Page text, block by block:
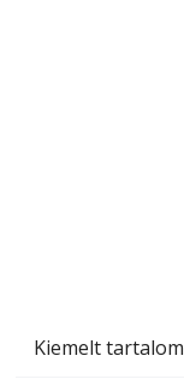
Kiemelt tartalom